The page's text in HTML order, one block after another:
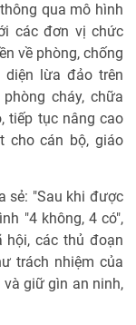
qua mô hình
các đơn vị chức
về phòng, chống
lừa đảo trên
cháy, chữa
tiếp tục nâng cao
cho cán bộ, giáo
sẻ: "Sau khi được
"4 không, 4 có",
hội, các thủ đoạn
trách nhiệm của
giữ gìn an ninh,